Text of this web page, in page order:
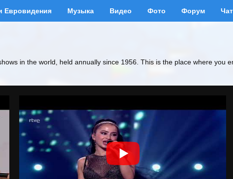
Евровидения Музыка Видео Фото Форум Чат
in the world, held annually since 1956. This is the place where you